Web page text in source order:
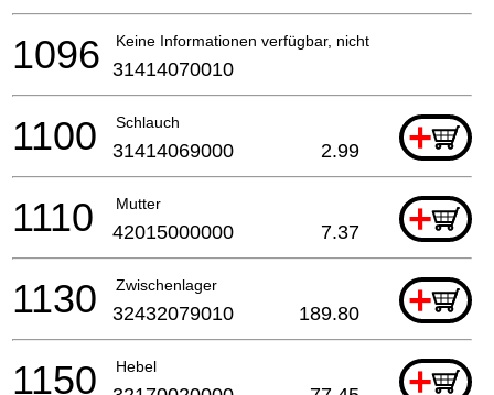
Keine Informationen verfügbar, nicht bestellbar
1096 31414070010
Schlauch +
1100 31414069000 2.99
Mutter +
1110 42015000000 7.37
Zwischenlager +
1130 32432079010 189.80
Hebel +
1150